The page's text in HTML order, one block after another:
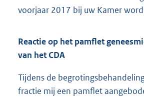
voorjaar 2017 bij uw Kamer
Reactie op het pamflet
van het CDA
Tijdens de
fractie mij een pamflet